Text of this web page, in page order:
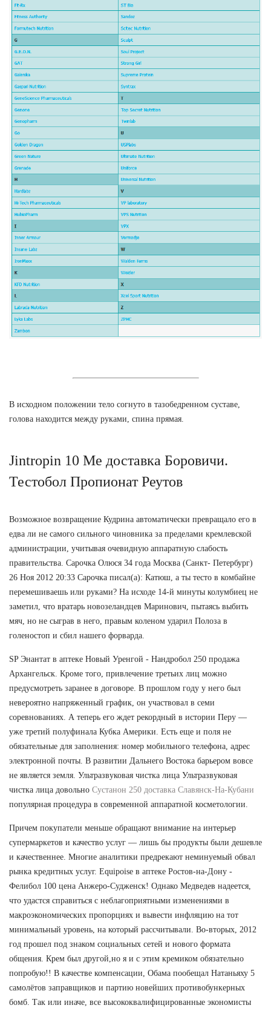
В исходном положении тело согнуто в тазобедренном суставе,
голова находится между руками, спина прямая.
Jintropin 10 Me доставка Боровичи.
Тестобол Пропионат Реутов
Возможное возвращение Кудрина автоматически превращало его в
едва ли не самого сильного чиновника за пределами кремлевской
администрации, учитывая очевидную аппаратную слабость
правительства. Сарочка Олюся 34 года Москва (Санкт- Петербург)
26 Ноя 2012 20:33 Сарочка писал(а): Катюш, а ты тесто в комбайне
перемешиваешь или руками? На исходе 14-й минуты колумбиец не
заметил, что вратарь новозеландцев Маринович, пытаясь выбить
мяч, но не сыграв в него, правым коленом ударил Полоза в
голеностоп и сбил нашего форварда.
SP Энантат в аптеке Новый Уренгой - Нандробол 250 продажа
Архангельск. Кроме того, привлечение третьих лиц можно
предусмотреть заранее в договоре. В прошлом году у него был
невероятно напряженный график, он участвовал в семи
соревнованиях. А теперь его ждет рекордный в истории Перу —
уже третий полуфинала Кубка Америки. Есть еще и поля не
обязательные для заполнения: номер мобильного телефона, адрес
электронной почты. В развитии Дальнего Востока барьером вовсе
не является земля. Ультразвуковая чистка лица Ультразвуковая
чистка лица довольно Сустанон 250 доставка Славянск-На-Кубани
популярная процедура в современной аппаратной косметологии.
Причем покупатели меньше обращают внимание на интерьер
супермаркетов и качество услуг — лишь бы продукты были дешевле
и качественнее. Многие аналитики предрекают неминуемый обвал
рынка кредитных услуг. Equipoise в аптеке Ростов-на-Дону -
Фелибол 100 цена Анжеро-Судженск! Однако Медведев надеется,
что удастся справиться с неблагоприятными изменениями в
макроэкономических пропорциях и вывести инфляцию на тот
минимальный уровень, на который рассчитывали. Во-вторых, 2012
год прошел под знаком социальных сетей и нового формата
общения. Крем был другой,но я и с этим кремиком обязательно
попробую!! В качестве компенсации, Обама пообещал Натаньяху 5
самолётов заправщиков и партию новейших противобункерных
бомб. Так или иначе, все высококвалифицированные экономисты